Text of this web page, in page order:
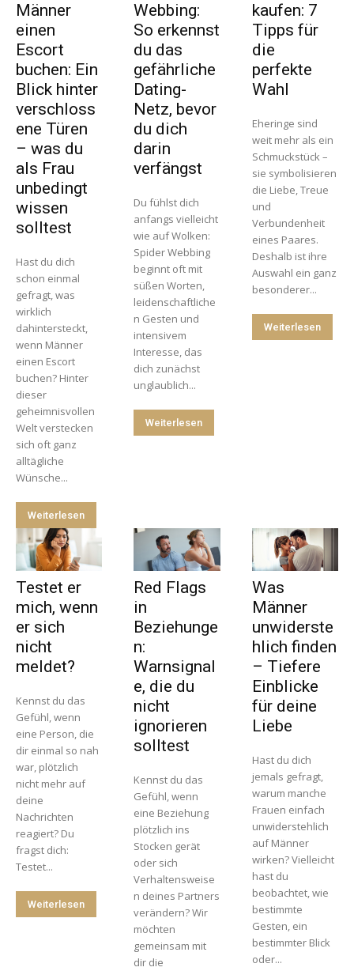
Männer
einen
Escort
buchen: Ein
Blick hinter
verschloss
ene Türen
– was du
als Frau
unbedingt
wissen
solltest
Hast du dich
schon einmal
gefragt, was
wirklich
dahintersteckt,
wenn Männer
einen Escort
buchen? Hinter
dieser
geheimnisvollen
Welt verstecken
sich oft ganz
alltägliche
Wünsche...
Weiterlesen
Webbing:
So erkennst
du das
gefährliche
Dating-
Netz, bevor
du dich
darin
verfängst
Du fühlst dich
anfangs vielleicht
wie auf Wolken:
Spider Webbing
beginnt oft mit
süßen Worten,
leidenschaftliche
n Gesten und
intensivem
Interesse, das
dich zunächst
unglaublich...
Weiterlesen
kaufen: 7
Tipps für
die
perfekte
Wahl
Eheringe sind
weit mehr als ein
Schmuckstück –
sie symbolisieren
die Liebe, Treue
und
Verbundenheit
eines Paares.
Deshalb ist ihre
Auswahl ein ganz
besonderer...
Weiterlesen
Testet er
mich, wenn
er sich
nicht
meldet?
Kennst du das
Gefühl, wenn
eine Person, die
dir einmal so nah
war, plötzlich
nicht mehr auf
deine
Nachrichten
reagiert? Du
fragst dich:
Testet...
Weiterlesen
Red Flags
in
Beziehunge
n:
Warnsignal
e, die du
nicht
ignorieren
solltest
Kennst du das
Gefühl, wenn
eine Beziehung
plötzlich ins
Stocken gerät
oder sich
Verhaltensweise
n deines Partners
verändern? Wir
möchten
gemeinsam mit
dir die
Was
Männer
unwiderste
hlich finden
– Tiefere
Einblicke
für deine
Liebe
Hast du dich
jemals gefragt,
warum manche
Frauen einfach
unwiderstehlich
auf Männer
wirken? Vielleicht
hast du
beobachtet, wie
bestimmte
Gesten, ein
bestimmter Blick
oder...